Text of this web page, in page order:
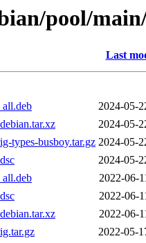
pool/
Last
2024-05-
2024-05-
types-busboy.tar.gz 2024-05-
2024-05-
2022-06-
2022-06-
2022-06-
2022-05-